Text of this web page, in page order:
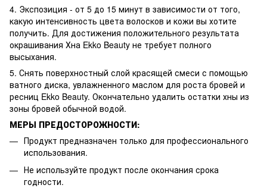
4. Экспозиция - от 5 до 15 минут в зависимости от того,
какую интенсивность цвета волосков и кожи вы хотите
получить. Для достижения положительного результата
окрашивания Хна Ekko Beauty не требует полного
высыхания.
5. Снять поверхностный слой красящей смеси с помощью
ватного диска, увлажненного маслом для роста бровей и
ресниц Ekko Beauty. Окончательно удалить остатки хны из
зоны бровей обычной водой.
МЕРЫ ПРЕДОСТОРОЖНОСТИ:
Продукт предназначен только для профессионального
использования.
Не используйте продукт после окончания срока
годности.